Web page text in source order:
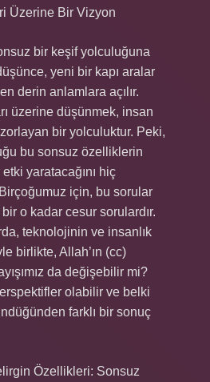
Üzerine Bir Vizyon
bir keşif yolculuğuna
yeni bir kapı aralar
derin anlamlara açılır.
üzerine düşünmek, insan
zorlayan bir yolculuktur. Peki,
bu sonsuz özelliklerin
yaratacağını hiç
için, bu sorular
o kadar cesur sorulardır.
teknolojinin ve insanlık
birlikte, Allah’ın (cc)
da değişebilir mi?
olabilir ve belki
farklı bir sonuç
Özellikleri: Sonsuz